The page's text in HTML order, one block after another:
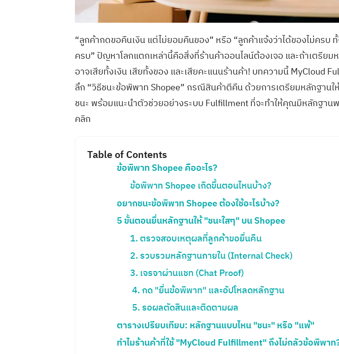
Search
for:
“ลูกค้ากดขอคืนเงิน แต่ไม่ยอมคืนของ” หรือ “ลูกค้าแจ้งว่าได้ของไม่ครบ
ครบ” ปัญหาโลกแตกเหล่านี้คือสิ่งที่ร้านค้าออนไลน์ต้องเจอ และถ้าเตรีย
อาจเสียทั้งเงิน เสียทั้งของ และเสียคะแนนร้านค้า! บทความนี้ MyCloud
ลึก “วิธีชนะข้อพิพาท Shopee” กรณีสินค้าตีคืน ด้วยการเตรียมหลักฐานใ
ชนะ พร้อมแนะนำตัวช่วยอย่างระบบ Fulfillment ที่จะทำให้คุณมีหลักฐาน
คลิก
Table of Contents
ข้อพิพาท Shopee คืออะไร?
ข้อพิพาท Shopee เกิดขึ้นตอนไหนบ้าง?
อยากชนะข้อพิพาท Shopee ต้องใช้อะไรบ้าง?
5 ขั้นตอนยื่นหลักฐานให้ "ชนะใสๆ" บน Shopee
1. ตรวจสอบเหตุผลที่ลูกค้าขอยื่นคืน
2. รวบรวมหลักฐานภายใน (Internal Check)
3. เจรจาผ่านแชท (Chat Proof)
4. กด "ยื่นข้อพิพาท" และอัปโหลดหลักฐาน
5. รอผลตัดสินและติดตามผล
ตารางเปรียบเทียบ: หลักฐานแบบไหน "ชนะ" หรือ "แพ้"
ทำไมร้านค้าที่ใช้ "MyCloud Fulfillment" ถึงไม่กลัวข้อพิพาท